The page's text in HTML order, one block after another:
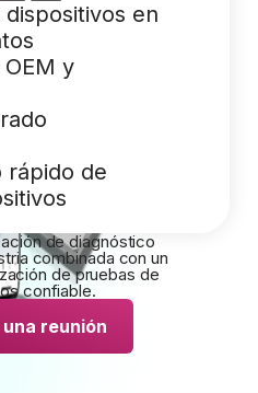
en
y
rápido de
de diagnóstico
combinada con un
de pruebas de
confiable.
reunión